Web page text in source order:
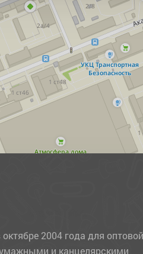
2004 года для
и канцелярскими